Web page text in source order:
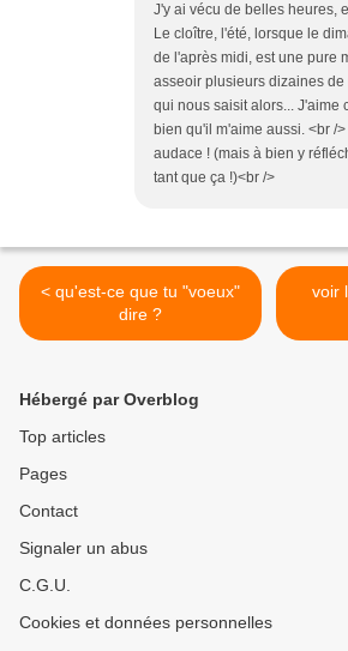
J'y ai vécu de belles heures,
Le cloître, l'été, lorsque le
de l'après midi, est une pure
asseoir plusieurs dizaines
qui nous saisit alors... J'aime
bien qu'il m'aime aussi. <br /
audace ! (mais à bien y
tant que ça !)<br />
< qu'est-ce que tu "voeux"
dire ?
voir
Hébergé par Overblog
Top articles
Pages
Contact
Signaler un abus
C.G.U.
Cookies et données personnelles